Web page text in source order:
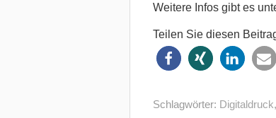
Weitere Infos gibt es
Teilen Sie diesen
Schlagwörter: Digitaldruck,